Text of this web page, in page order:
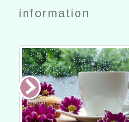
information